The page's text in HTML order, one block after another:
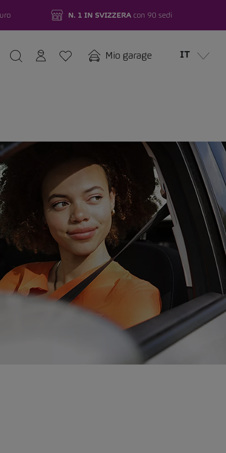
N. 1 IN SVIZZERAcon 90 sedi
Mio garage IT